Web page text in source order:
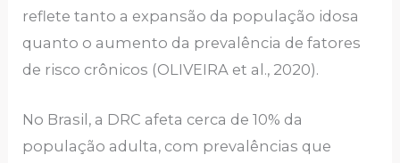
reflete tanto a expansão da população idosa
quanto o aumento da prevalência de fatores
de risco crônicos (OLIVEIRA et al., 2020).
No Brasil, a DRC afeta cerca de 10% da
população adulta, com prevalências que